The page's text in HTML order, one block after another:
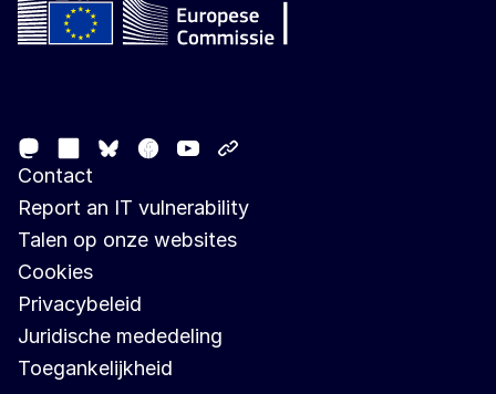
MastodonLinkedIn
Bluesky
Facebook
Youtube
Contact
Report an IT vulnerability
Talen op onze websites
Cookies
Privacybeleid
Juridische mededeling
Toegankelijkheid